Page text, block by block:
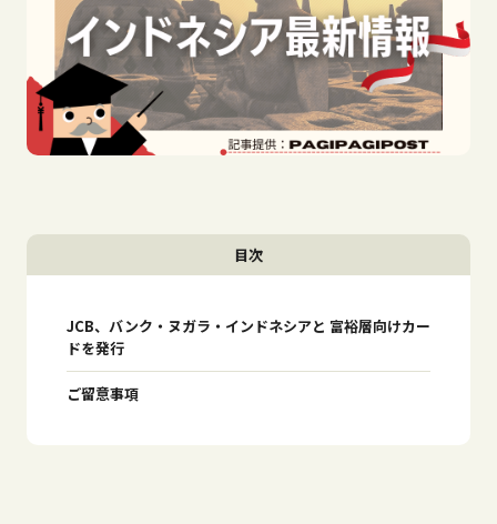
目次
JCB、バンク・ヌガラ・インドネシアと 富裕層向けカー
ドを発行
ご留意事項